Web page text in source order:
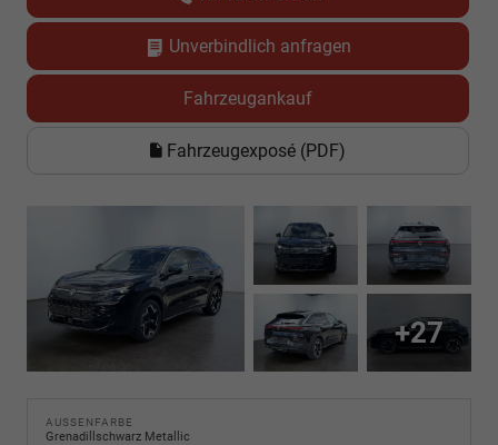
Unverbindlich anfragen
Fahrzeugankauf
Fahrzeugexposé (PDF)
+27
AUSSENFARBE
Grenadillschwarz Metallic